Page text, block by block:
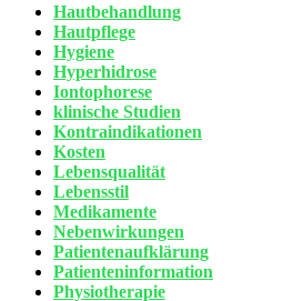
Hautbehandlung
Hautpflege
Hygiene
Hyperhidrose
Iontophorese
klinische Studien
Kontraindikationen
Kosten
Lebensqualität
Lebensstil
Medikamente
Nebenwirkungen
Patientenaufklärung
Patienteninformation
Physiotherapie